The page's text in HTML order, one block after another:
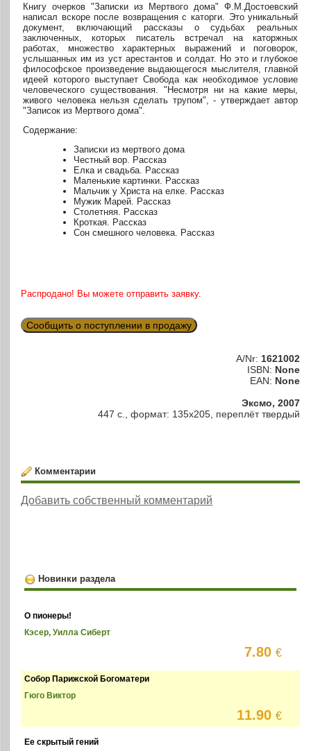
Книгу очерков "Записки из Мертвого дома" Ф.М.Достоевский
написал вскоре после возвращения с каторги. Это уникальный
документ, включающий рассказы о судьбах реальных
заключенных, которых писатель встречал на каторжных
работах, множество характерных выражений и поговорок,
услышанных им из уст арестантов и солдат. Но это и глубокое
философское произведение выдающегося мыслителя, главной
идеей которого выступает Свобода как необходимое условие
человеческого существования. "Несмотря ни на какие меры,
живого человека нельзя сделать трупом", - утверждает автор
"Записок из Мертвого дома".
Содержание:
Записки из мертвого дома
Честный вор. Рассказ
Елка и свадьба. Рассказ
Маленькие картинки. Рассказ
Мальчик у Христа на елке. Рассказ
Мужик Марей. Рассказ
Столетняя. Рассказ
Кроткая. Рассказ
Сон смешного человека. Рассказ
Распродано! Вы можете отправить заявку.
Сообщить о поступлении в продажу
A/Nr: 1621002
ISBN: None
EAN: None
Эксмо, 2007
447 с., формат: 135х205, переплёт твердый
Комментарии
Добавить собственный комментарий
Новинки раздела
О пионеры!
Кэсер, Уилла Сиберт
7.80€
Собор Парижской Богоматери
Гюго Виктор
11.90€
Ее скрытый гений